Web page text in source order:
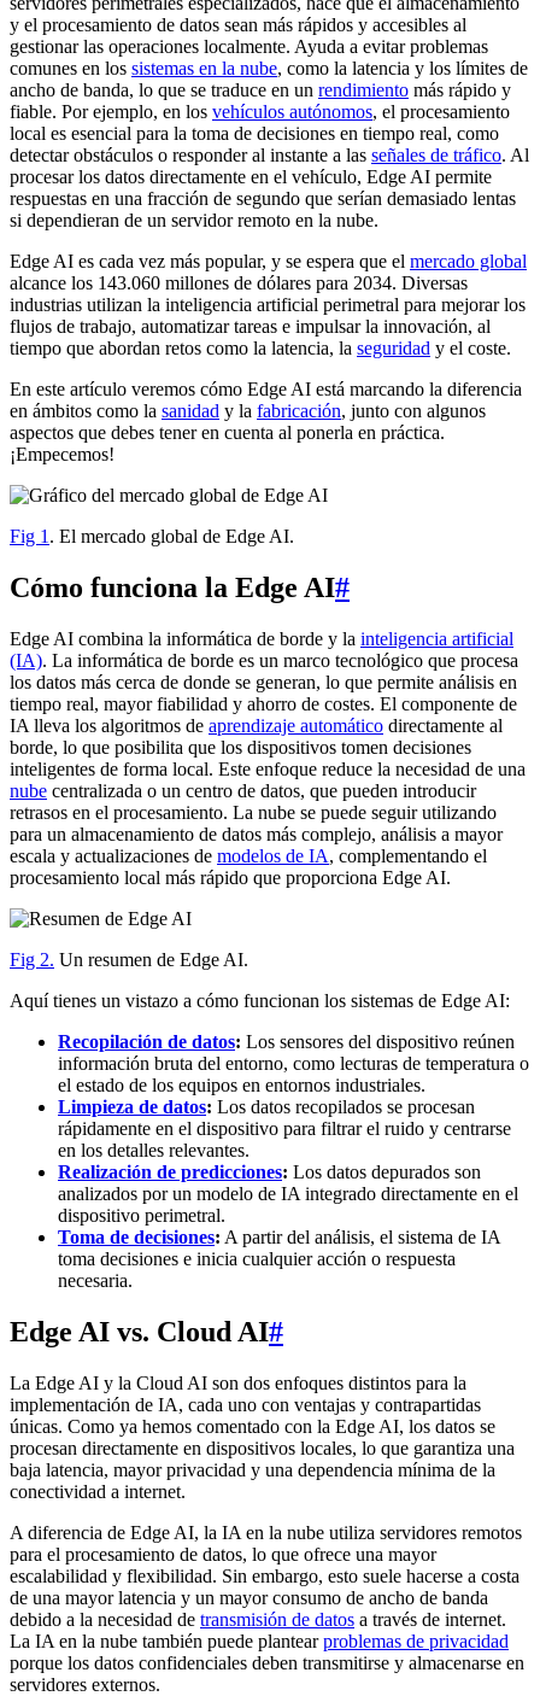
y el procesamiento de datos sean más rápidos y accesibles al
gestionar las operaciones localmente. Ayuda a evitar problemas
comunes en los sistemas en la nube, como la latencia y los límites de
ancho de banda, lo que se traduce en un rendimiento más rápido y
fiable. Por ejemplo, en los vehículos autónomos, el procesamiento
local es esencial para la toma de decisiones en tiempo real, como
detectar obstáculos o responder al instante a las señales de tráfico. Al
procesar los datos directamente en el vehículo, Edge AI permite
respuestas en una fracción de segundo que serían demasiado lentas
si dependieran de un servidor remoto en la nube.
Edge AI es cada vez más popular, y se espera que el mercado global
alcance los 143.060 millones de dólares para 2034. Diversas
industrias utilizan la inteligencia artificial perimetral para mejorar los
flujos de trabajo, automatizar tareas e impulsar la innovación, al
tiempo que abordan retos como la latencia, la seguridad y el coste.
En este artículo veremos cómo Edge AI está marcando la diferencia
en ámbitos como la sanidad y la fabricación, junto con algunos
aspectos que debes tener en cuenta al ponerla en práctica.
¡Empecemos!
Fig 1 . El mercado global de Edge AI.
Cómo funciona la Edge AI#
Edge AI combina la informática de borde y la inteligencia artificial
(IA). La informática de borde es un marco tecnológico que procesa
los datos más cerca de donde se generan, lo que permite análisis en
tiempo real, mayor fiabilidad y ahorro de costes. El componente de
IA lleva los algoritmos de aprendizaje automático directamente al
borde, lo que posibilita que los dispositivos tomen decisiones
inteligentes de forma local. Este enfoque reduce la necesidad de una
nube centralizada o un centro de datos, que pueden introducir
retrasos en el procesamiento. La nube se puede seguir utilizando
para un almacenamiento de datos más complejo, análisis a mayor
escala y actualizaciones de modelos de IA, complementando el
procesamiento local más rápido que proporciona Edge AI.
Fig 2. Un resumen de Edge AI.
Aquí tienes un vistazo a cómo funcionan los sistemas de Edge AI:
Recopilación de datos: Los sensores del dispositivo reúnen
información bruta del entorno, como lecturas de temperatura o
el estado de los equipos en entornos industriales.
Limpieza de datos: Los datos recopilados se procesan
rápidamente en el dispositivo para filtrar el ruido y centrarse
en los detalles relevantes.
Realización de predicciones: Los datos depurados son
analizados por un modelo de IA integrado directamente en el
dispositivo perimetral.
Toma de decisiones: A partir del análisis, el sistema de IA
toma decisiones e inicia cualquier acción o respuesta
necesaria.
Edge AI vs. Cloud AI#
La Edge AI y la Cloud AI son dos enfoques distintos para la
implementación de IA, cada uno con ventajas y contrapartidas
únicas. Como ya hemos comentado con la Edge AI, los datos se
procesan directamente en dispositivos locales, lo que garantiza una
baja latencia, mayor privacidad y una dependencia mínima de la
conectividad a internet.
A diferencia de Edge AI, la IA en la nube utiliza servidores remotos
para el procesamiento de datos, lo que ofrece una mayor
escalabilidad y flexibilidad. Sin embargo, esto suele hacerse a costa
de una mayor latencia y un mayor consumo de ancho de banda
debido a la necesidad de transmisión de datos a través de internet.
La IA en la nube también puede plantearproblemas de privacidad
porque los datos confidenciales deben transmitirse y almacenarse en
servidores externos.